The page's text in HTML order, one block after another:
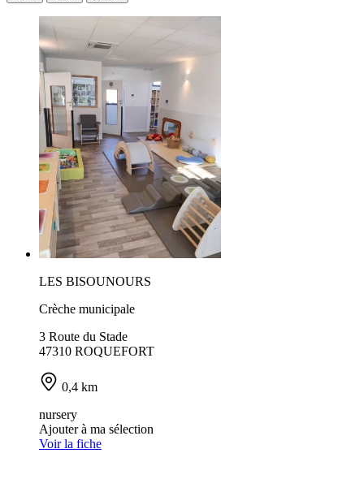
LES BISOUNOURS
Crèche municipale
3 Route du Stade
47310 ROQUEFORT
0,4 km
nursery
Ajouter à ma sélection
Voir la fiche